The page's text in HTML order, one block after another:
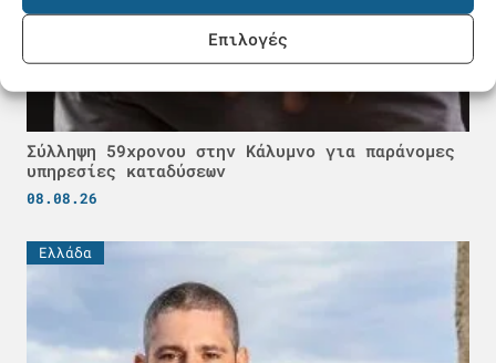
Επιλογές
Σύλληψη 59χρονου στην Κάλυμνο για παράνομες
υπηρεσίες καταδύσεων
08.08.26
Ελλάδα